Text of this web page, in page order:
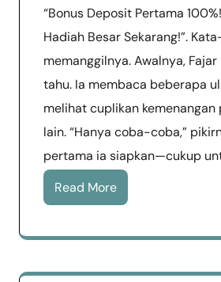
“Bonus Deposit Pertama
Hadiah Besar Sekarang!”.
memanggilnya. Awalnya,
tahu. Ia membaca beberapa
melihat cuplikan kemenangan
lain. “Hanya coba-coba,”
pertama ia siapkan—cukup
Read More